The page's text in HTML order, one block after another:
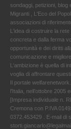
sondaggi, petizioni, blog
Migranti , L'Eco del
associazioni di
L'idea di costruire la
concreta e dalla ferma
opportunità e dei diritti
comunicazione e
L'ambizione è quella di
voglia di affrontare
Il portale
l'Italia, nell’ottobre 2005
[Impresa individuale n.
Cremona con P.IVA
0372.453429 . E-mail di